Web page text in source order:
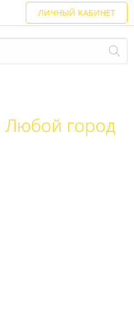
ЛИЧНЫЙ КАБИНЕТ
Любой город